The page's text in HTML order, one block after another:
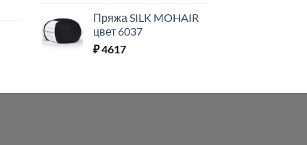
Пряжа SILK MOHAIR
цвет 6037
₽4617